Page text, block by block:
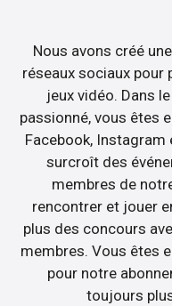
Nous avons créé
réseaux sociaux pour
jeux vidéo. Dans
passionné, vous êtes
Facebook,
surcroît des
membres de
rencontrer et jouer
plus des concours
membres. Vous êtes
pour notre
toujours